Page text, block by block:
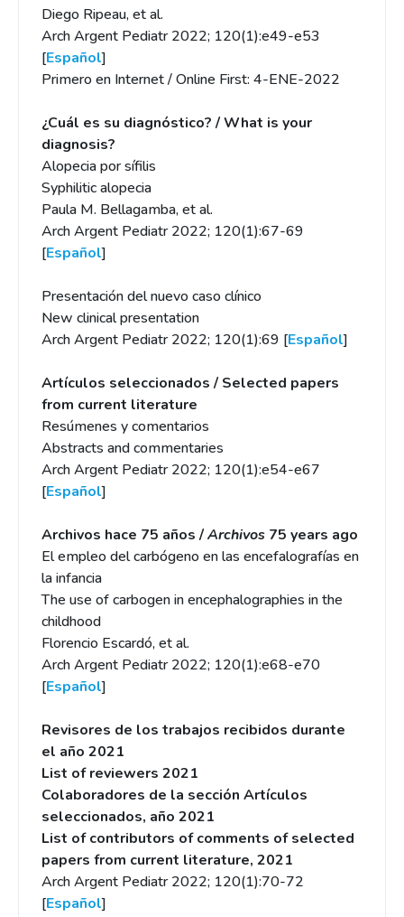
Diego Ripeau, et al.
Arch Argent Pediatr 2022; 120(1):e49-e53
[Español]
Primero en Internet / Online First: 4-ENE-2022
¿Cuál es su diagnóstico? / What is your
diagnosis?
Alopecia por sífilis
Syphilitic alopecia
Paula M. Bellagamba, et al.
Arch Argent Pediatr 2022; 120(1):67-69
[Español]
Presentación del nuevo caso clínico
New clinical presentation
Arch Argent Pediatr 2022; 120(1):69 [Español]
Artículos seleccionados / Selected papers
from current literature
Resúmenes y comentarios
Abstracts and commentaries
Arch Argent Pediatr 2022; 120(1):e54-e67
[Español]
Archivos hace 75 años /Archivos 75 years ago
El empleo del carbógeno en las encefalografías en
la infancia
The use of carbogen in encephalographies in the
childhood
Florencio Escardó, et al.
Arch Argent Pediatr 2022; 120(1):e68-e70
[Español]
Revisores de los trabajos recibidos durante
el año 2021
List of reviewers 2021
Colaboradores de la sección Artículos
seleccionados, año 2021
List of contributors of comments of selected
papers from current literature, 2021
Arch Argent Pediatr 2022; 120(1):70-72
[Español]